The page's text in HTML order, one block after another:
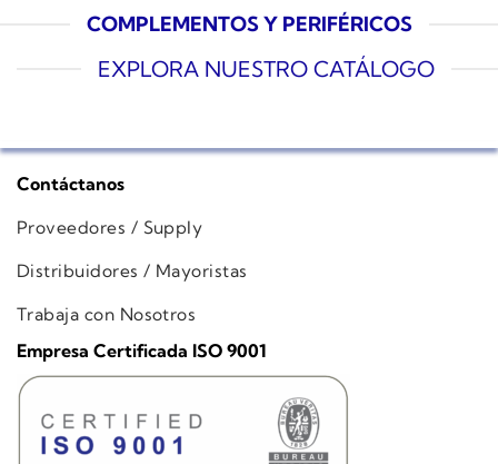
COMPLEMENTOS Y PERIFÉRICOS
EXPLORA NUESTRO CATÁLOGO
Contáctanos
Proveedores / Supply
Distribuidores / Mayoristas
Trabaja con Nosotros
Empresa Certificada ISO 9001